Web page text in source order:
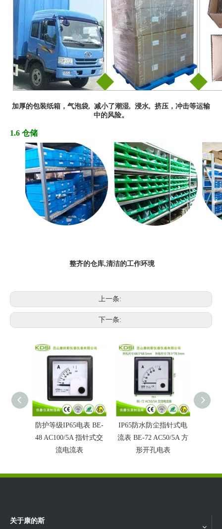
加厚的包装纸箱， 气泡袋, 减小了潮湿, 浸水, 挤压 ，冲击等运输
中的风险。
1.6 仓储
整齐的仓库,清洁的工作环境
上一条:
下一条:
防护等级IP65电表 BE-
48 AC100/5A 指针式交
流电流表
IP65防水防尘指针式电
流表 BE-72 AC50/5A 方
形开孔电表
关于康的斯